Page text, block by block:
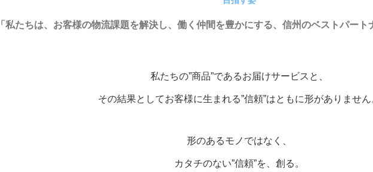
「私たちは、お客様の物流課題を解決し、働く仲間を豊かにする、信州のベストパート
私たちの”商品”であるお届けサービスと、
その結果としてお客様に生まれる”信頼”はともに形がありません
形のあるモノではなく、
カタチのない”信頼”を、創る。